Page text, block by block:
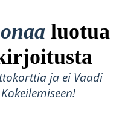
luotua
ja ei Vaadi